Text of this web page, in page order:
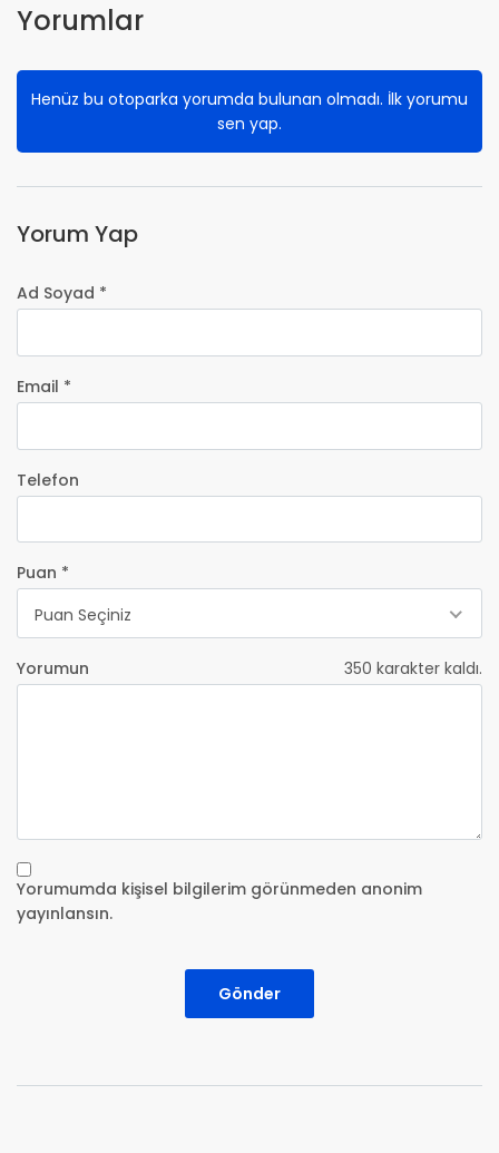
Yorumlar
Henüz bu otoparka yorumda bulunan olmadı. İlk yorumu
sen yap.
Yorum Yap
Ad Soyad *
Email *
Telefon
Puan *
Puan Seçiniz
Yorumun 350 karakter kaldı.
Yorumumda kişisel bilgilerim görünmeden anonim
yayınlansın.
Gönder